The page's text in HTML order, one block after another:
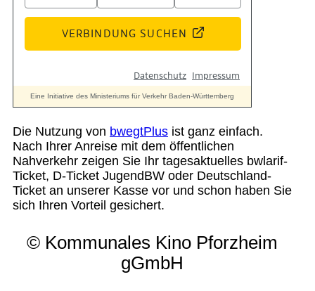
Die Nutzung von bwegtPlus ist ganz einfach.
Nach Ihrer Anreise mit dem öffentlichen
Nahverkehr zeigen Sie Ihr tagesaktuelles bwlarif-
Ticket, D-Ticket JugendBW oder Deutschland-
Ticket an unserer Kasse vor und schon haben Sie
sich Ihren Vorteil gesichert.
© Kommunales Kino Pforzheim
gGmbH